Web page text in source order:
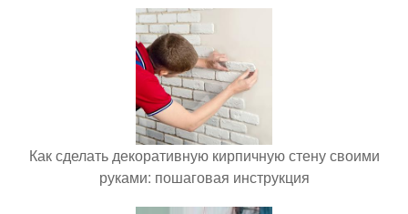
Как сделать декоративную кирпичную стену своими
руками: пошаговая инструкция